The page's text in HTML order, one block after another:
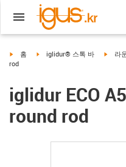
igus-icon-arrow-right
홈 igus-icon-arrow-right
iglidur® 스톡 바 igus-
라
rod
iglidur ECO
round rod